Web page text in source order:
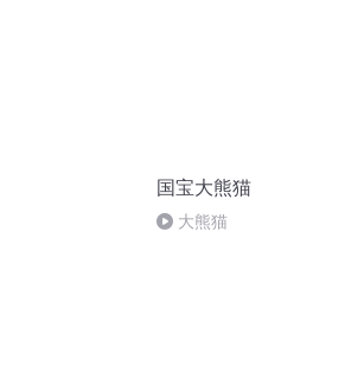
国宝大熊猫
大熊猫